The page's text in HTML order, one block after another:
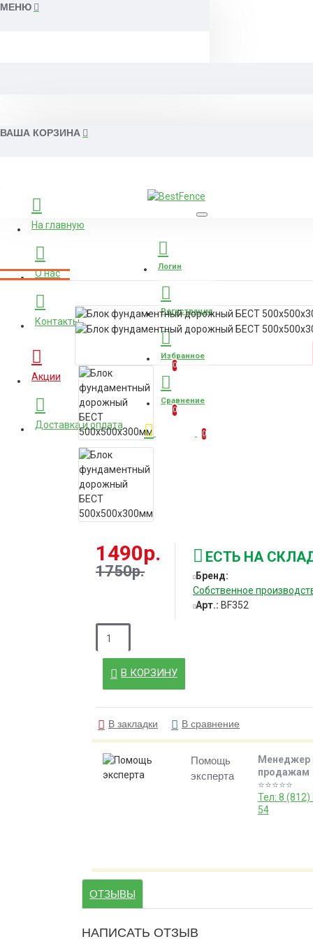
МЕНЮ
ВАША КОРЗИНА
На главную
О нас
Контакты
Акции
Доставка и оплата
Логин
Регистрация
Избранное
0
Сравнение
0
0
1490р.
1750р.
ЕСТЬ НА
Бренд:
Собственное
Арт.: BF352
В КОРЗИНУ
В закладки В сравнение
Помощь
эксперта
Менеджер
продажам
⭐️⭐️⭐️⭐️⭐️
Тел: 8 (812)
54
ОТЗЫВЫ
НАПИСАТЬ ОТЗЫВ